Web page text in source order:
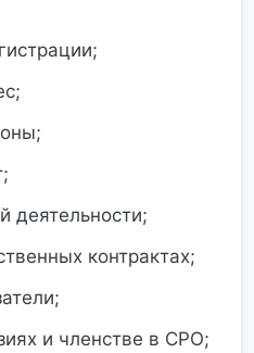
деятельности;
контрактах;
и членстве в СРО;